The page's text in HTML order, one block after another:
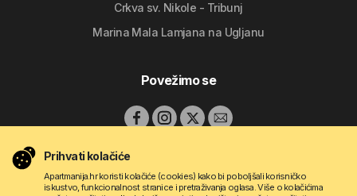
Crkva sv. Nikole - Tribunj
Marina Mala Lamjana na Ugljanu
Povežimo se
Prihvati kolačiće
Apartmanija.hr koristi kolačiće (cookies) kako bi poboljšali korisničko
iskustvo, funkcionalnost stranice i pretraživanja oglasa. Više o kolačićima